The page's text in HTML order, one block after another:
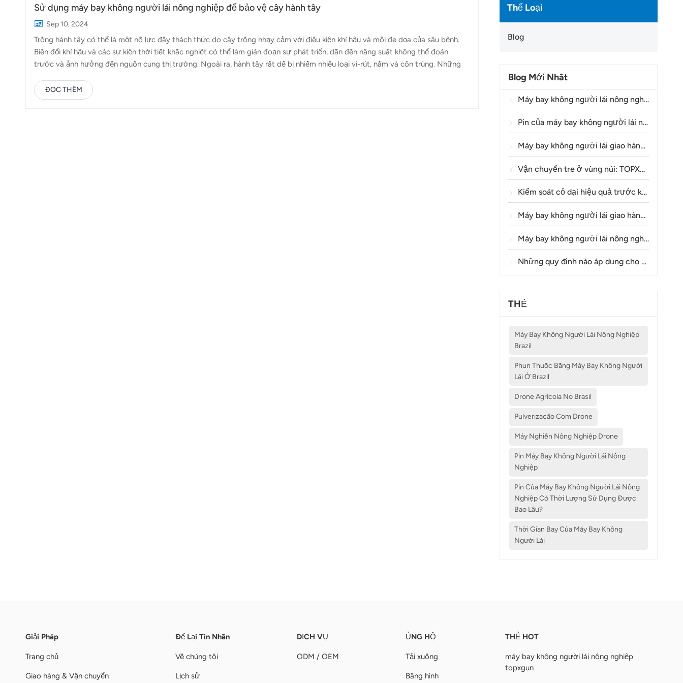
Thể Loại
Blog
Blog Mới Nhất
Máy bay không người lái nông nghiệp đang giúp nông dân Brazil cải thiện hoạt động phun thuốc trừ sâu như thế nào?
Pin của máy bay không người lái nông nghiệp có thể sử dụng được bao lâu?
Máy bay không người lái giao hàng Y160: Một phương thức an toàn và hiệu quả hơn để vận chuyển vật liệu tháp điện trên địa hình đồi núi.
Vận chuyển tre ở vùng núi: TOPXGUN Y160 mở ra một tuyến đường mới từ rừng đến điểm thu gom.
Kiểm soát cỏ dại hiệu quả trước khi nảy mầm trong lúa mì bằng máy bay không người lái nông nghiệp A80
Máy bay không người lái giao hàng là gì và việc giao hàng bằng máy bay không người lái hoạt động như thế nào?
Máy bay không người lái nông nghiệp có độ chính xác như thế nào trong việc phun thuốc và giám sát cây trồng?
Những quy định nào áp dụng cho việc sử dụng máy bay không người lái trong nông nghiệp ở các quốc gia khác nhau?
THẺ
Máy Bay Không Người Lái Nông Nghiệp
Brazil
Phun Thuốc Bằng Máy Bay Không Người
Lái Ở Brazil
Drone Agrícola No Brasil
Pulverização Com Drone
Máy Nghiền Nông Nghiệp Drone
Pin Máy Bay Không Người Lái Nông
Nghiệp
Pin Của Máy Bay Không Người Lái Nông
Nghiệp Có Thời Lượng Sử Dụng Được
Bao Lâu?
Thời Gian Bay Của Máy Bay Không
Người Lái
Sử dụng máy bay không người lái nông nghiệp để bảo vệ cây hành tây
Sep 10, 2024
Trồng hành tây có thể là một nỗ lực đầy thách thức do cây trồng nhạy cảm với điều kiện khí hậu và mối đe dọa của sâu bệnh.
Biến đổi khí hậu và các sự kiện thời tiết khắc nghiệt có thể làm gián đoạn sự phát triển, dẫn đến năng suất không thể đoán
trước và ảnh hưởng đến nguồn cung thị trường. Ngoài ra, hành tây rất dễ bị nhiễm nhiều loại vi-rút, nấm và côn trùng. Những
việc sử dụng máy bay không người lái nông nghiệp để bảo vệ cây trồng hành tây đã trở thành một giải pháp thiết thực và hiệu
quả. Máy bay không người lái nông nghiệp, như Topxgun FP600, FP500 Và Máy bay không người lái nông nghiệp FP300E, có
ĐỌC THÊM
Giải Pháp
Trang chủ
Giao hàng & Vận chuyển
Để Lại Tin Nhắn
Về chúng tôi
Lịch sử
DỊCH VỤ
ODM / OEM
ỦNG HỘ
Tải xuống
Băng hình
THẺ HOT
máy bay không người lái nông nghiệp
topxgun